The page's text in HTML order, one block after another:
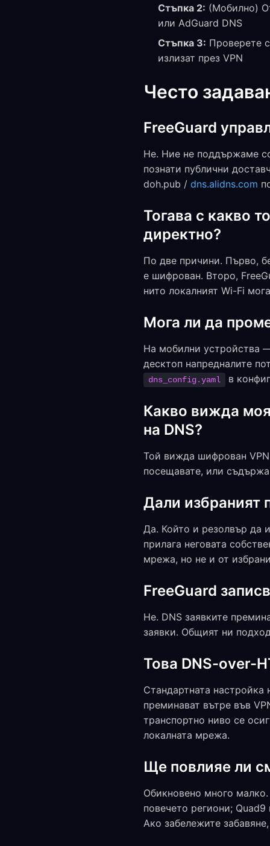
Стъпка 2: (Мобилно)
или AdGuard DNS
Стъпка 3: Проверете
излизат през VPN
Често
FreeGuard
Не. Ние не поддържаме
познати публични
doh.pub / dns.alidns.com
Тогава с какво
директно?
По две причини. Първо,
е шифрован. Второ,
нито локалният Wi-Fi
Мога ли да
На мобилни устройства
десктоп напредналите
dns_config.yaml в
Какво вижда
на DNS?
Той вижда шифрован
посещавате, или
Дали избраният
Да. Който и резолвър да
прилага неговата
мрежа, но не и от
FreeGuard
Не. DNS заявките
заявки. Общият ни
Това DNS-over-
Стандартната настройка
преминават вътре във
транспортно ниво се
локалната мрежа.
Ще повлияе ли
Обикновено много малко.
повечето региони;
Ако забележите